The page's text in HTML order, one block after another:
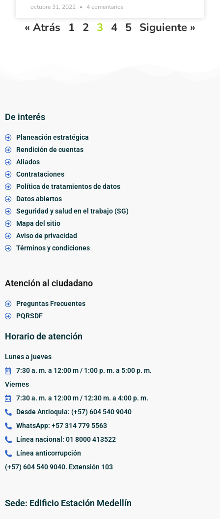
octubre 31, 2022 4 comentarios
« Atrás 1 2 3 4 5 Siguiente »
De interés
Planeación estratégica
Rendición de cuentas
Aliados
Contrataciones
Política de tratamientos de datos
Datos abiertos
Seguridad y salud en el trabajo (SG)
Mapa del sitio
Aviso de privacidad
Términos y condiciones
Atención al ciudadano
Preguntas Frecuentes
PQRSDF
Horario de atención
Lunes a jueves
7:30 a. m. a 12:00 m / 1:00 p. m. a 5:00 p. m.
Viernes
7:30 a. m. a 12:00 m / 12:30 m. a 4:00 p. m.
Desde Antioquia: (+57) 604 540 9040
WhatsApp: +57 314 779 5563
Línea nacional: 01 8000 413522
Línea anticorrupción
(+57) 604 540 9040. Extensión 103
Sede: Edificio Estación Medellín